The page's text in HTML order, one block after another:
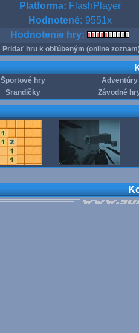
Platforma: FlashPlayer
Hodnotené: 9551x
Hodnotenie hry:
Pridať hru k obľúbeným (online
Športové hry
Adventúry
Srandičky
Závodné